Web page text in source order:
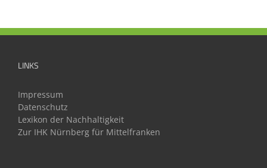
LINKS
Impressum
Datenschutz
Lexikon der Nachhaltigkeit
Zur IHK Nürnberg für Mittelfranken